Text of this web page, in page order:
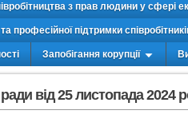
з прав людини у сфері
професійної підтримки
Запобігання корупції
від 25 листопада 2024